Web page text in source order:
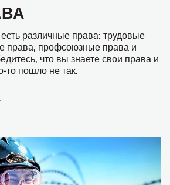
различные права: трудовые
права, профсоюзные права и
что вы знаете свои права и
то пошло не так.